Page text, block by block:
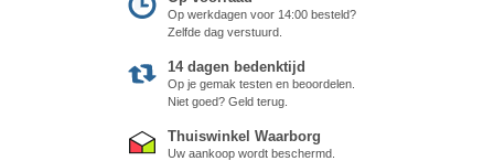
Op werkdagen voor 14:00 besteld?
Zelfde dag verstuurd.
14 dagen bedenktijd
Op je gemak testen en beoordelen.
Niet goed? Geld terug.
Thuiswinkel Waarborg
Uw aankoop wordt beschermd.